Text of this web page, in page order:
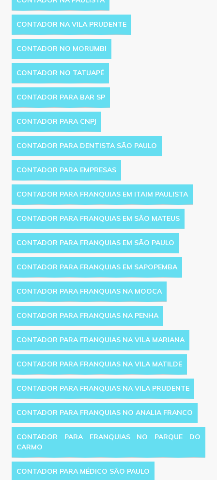
CONTADOR NA VILA PRUDENTE
CONTADOR NO MORUMBI
CONTADOR NO TATUAPÉ
CONTADOR PARA BAR SP
CONTADOR PARA CNPJ
CONTADOR PARA DENTISTA SÃO PAULO
CONTADOR PARA EMPRESAS
CONTADOR PARA FRANQUIAS EM ITAIM PAULISTA
CONTADOR PARA FRANQUIAS EM SÃO MATEUS
CONTADOR PARA FRANQUIAS EM SÃO PAULO
CONTADOR PARA FRANQUIAS EM SAPOPEMBA
CONTADOR PARA FRANQUIAS NA MOOCA
CONTADOR PARA FRANQUIAS NA PENHA
CONTADOR PARA FRANQUIAS NA VILA MARIANA
CONTADOR PARA FRANQUIAS NA VILA MATILDE
CONTADOR PARA FRANQUIAS NA VILA PRUDENTE
CONTADOR PARA FRANQUIAS NO ANALIA FRANCO
CONTADOR PARA FRANQUIAS NO PARQUE DO
CARMO
CONTADOR PARA MÉDICO SÃO PAULO